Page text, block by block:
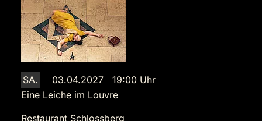
SA.
03.04.2027 19:00 Uhr
Eine Leiche im Louvre
Restaurant Schlossberg